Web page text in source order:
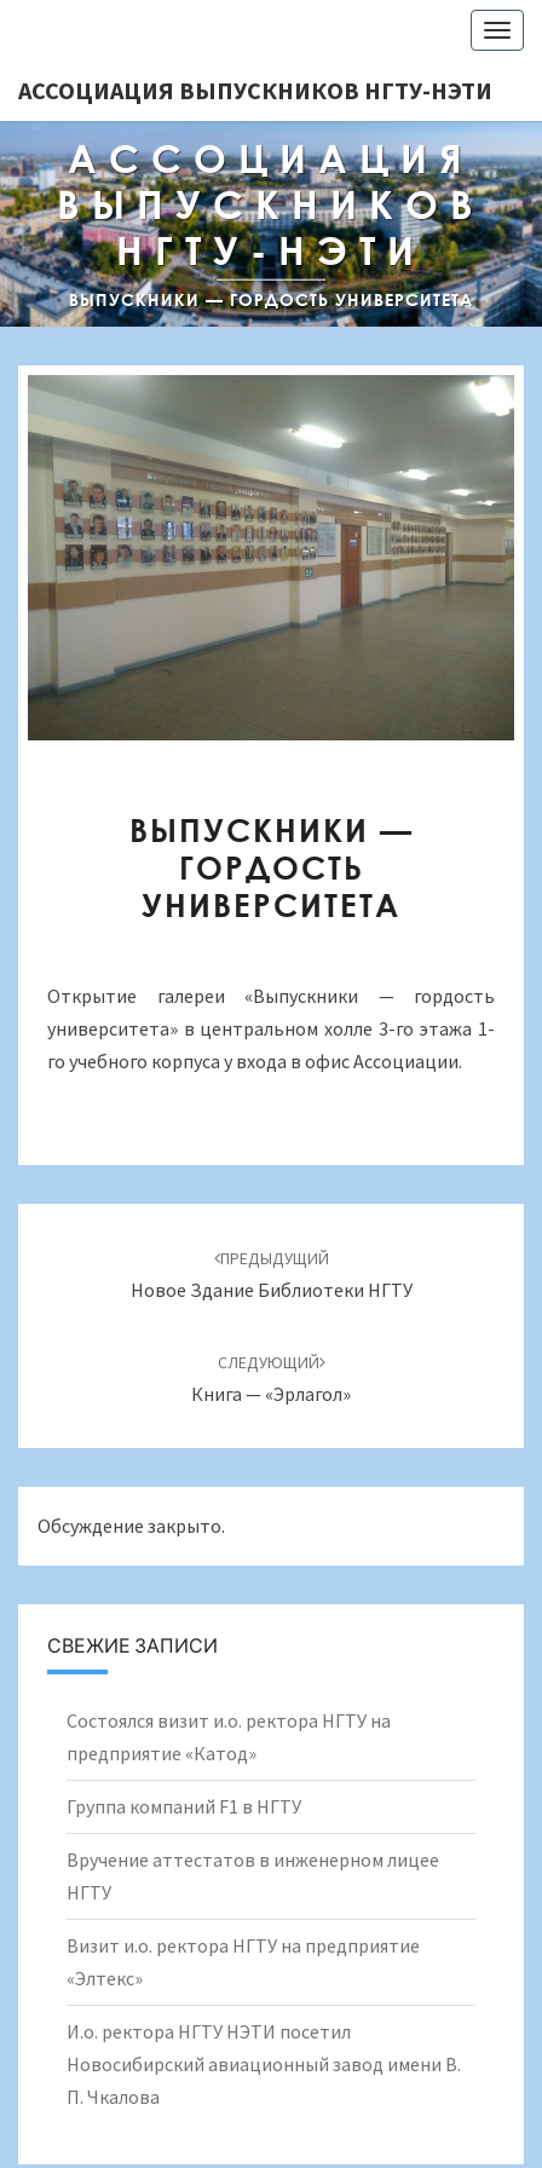
АССОЦИАЦИЯ ВЫПУСКНИКОВ НГТУ-НЭТИ
АССОЦИАЦИЯ
ВЫПУСКНИКОВ
НГТУ-НЭТИ
ВЫПУСКНИКИ — ГОРДОСТЬ УНИВЕРСИТЕТА
—
ГОРДОСТЬ
УНИВЕРСИТЕТА
ВЫПУСКНИКИ —
ГОРДОСТЬ
УНИВЕРСИТЕТА
Открытие галереи «Выпускники — гордость
университета» в центральном холле 3-го этажа 1-
го учебного корпуса у входа в офис Ассоциации.
ПРЕДЫДУЩИЙ
Новое Здание Библиотеки НГТУ
СЛЕДУЮЩИЙ
Книга — «Эрлагол»
Обсуждение закрыто.
СВЕЖИЕ ЗАПИСИ
Состоялся визит и.о. ректора НГТУ на
предприятие «Катод»
Группа компаний F1 в НГТУ
Вручение аттестатов в инженерном лицее
НГТУ
Визит и.о. ректора НГТУ на предприятие
«Элтекс»
И.о. ректора НГТУ НЭТИ посетил
Новосибирский авиационный завод имени В.
П. Чкалова